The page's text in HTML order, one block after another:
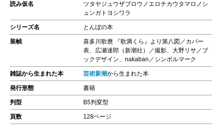
読み仮名
ツタヤジュウザブロウノエロチカウタマロノシ
ュンガトヨシワラ
シリーズ名 とんぼの本
装幀
喜多川歌麿 『歌満くら』より第八図／カバー
表、広瀬達郎（新潮社）／撮影、大野リサ／ブ
ックデザイン、nakaban／シンボルマーク
雑誌から生まれた本 芸術新潮から生まれた本
発行形態 書籍
判型 B5判変型
頁数 128ページ